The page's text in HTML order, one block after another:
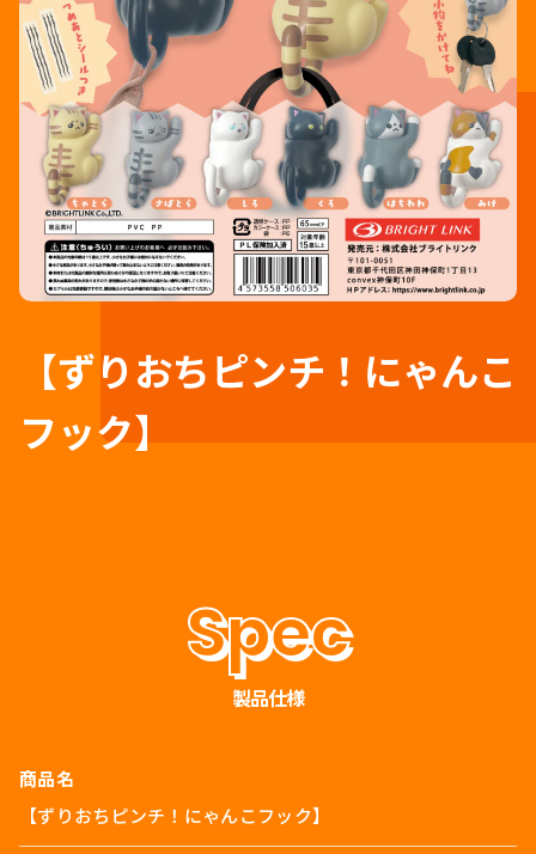
【ずりおちピンチ！にゃんこ
フック】
製品仕様
商品名
【ずりおちピンチ！にゃんこフック】